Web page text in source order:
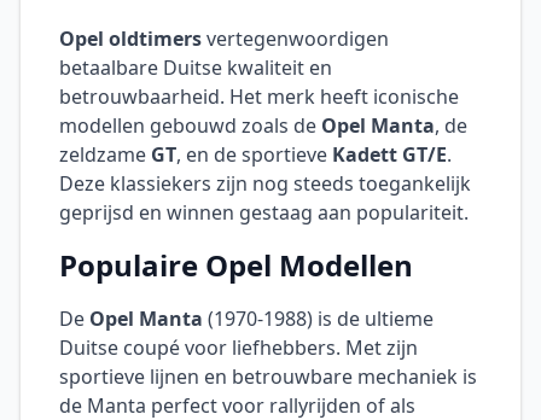
Opel oldtimersvertegenwoordigen
betaalbare Duitse kwaliteit en
betrouwbaarheid. Het merk heeft iconische
modellen gebouwd zoals de Opel Manta, de
zeldzame GT, en de sportieve Kadett GT/E.
Deze klassiekers zijn nog steeds toegankelijk
geprijsd en winnen gestaag aan populariteit.
Populaire Opel Modellen
De Opel Manta (1970-1988) is de ultieme
Duitse coupé voor liefhebbers. Met zijn
sportieve lijnen en betrouwbare mechaniek is
de Manta perfect voor rallyrijden of als